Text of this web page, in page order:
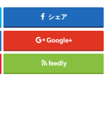
シェア
Google+
feedly